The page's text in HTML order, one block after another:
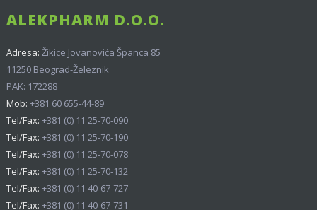
ALEKPHARM D.O.O.
Adresa: Žikice Jovanovića Španca 85
11250 Beograd-Železnik
PAK: 172288
Mob: +381 60 655-44-89
Tel/Fax: +381 (0) 11 25-70-090
Tel/Fax: +381 (0) 11 25-70-190
Tel/Fax: +381 (0) 11 25-70-078
Tel/Fax: +381 (0) 11 25-70-132
Tel/Fax: +381 (0) 11 40-67-727
Tel/Fax: +381 (0) 11 40-67-731